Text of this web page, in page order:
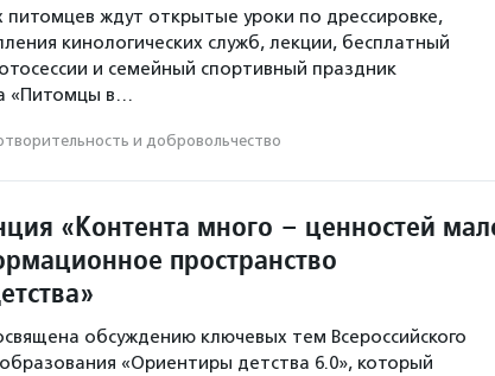
питомцев ждут открытые уроки по дрессировке,
кинологических служб, лекции, бесплатный
и семейный спортивный праздник
«Питомцы в…
и доброволь­чест­во
«Контента много – ценностей
пространство
обсуждению ключевых тем Всероссийского
«Ориентиры детства 6.0», который